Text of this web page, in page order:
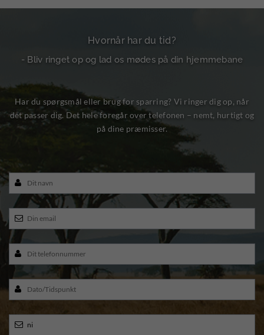
Hvornår har du tid?
- Bliv ringet op og lad os mødes på din hjemmebane
Har du spørgsmål eller brug for sparring? Vi ringer dig op, når
det passer dig. Det hele foregår over telefonen – nemt, hurtigt og
på dine præmisser.